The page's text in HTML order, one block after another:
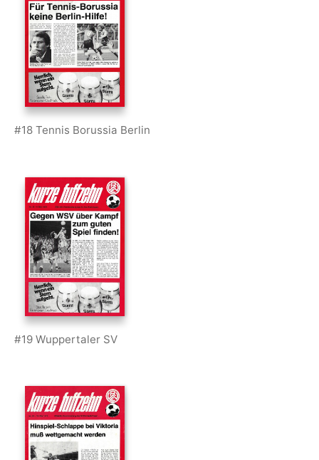
#18 Tennis Borussia Berlin
#19 Wuppertaler SV